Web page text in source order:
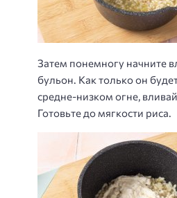
Затем понемногу начните
бульон. Как только он
средне-низком огне,
Готовьте до мягкости риса.